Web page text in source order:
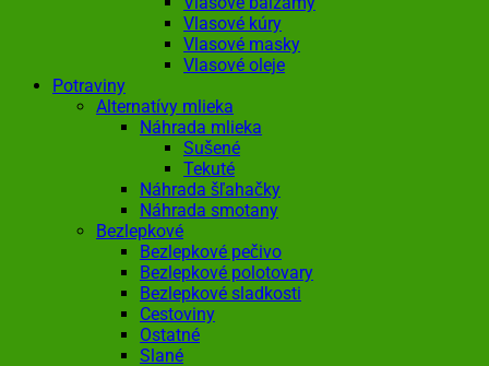
Vlasové kúry
Vlasové masky
Vlasové oleje
Potraviny
Alternatívy mlieka
Náhrada mlieka
Sušené
Tekuté
Náhrada šľahačky
Náhrada smotany
Bezlepkové
Bezlepkové pečivo
Bezlepkové polotovary
Bezlepkové sladkosti
Cestoviny
Ostatné
Slané